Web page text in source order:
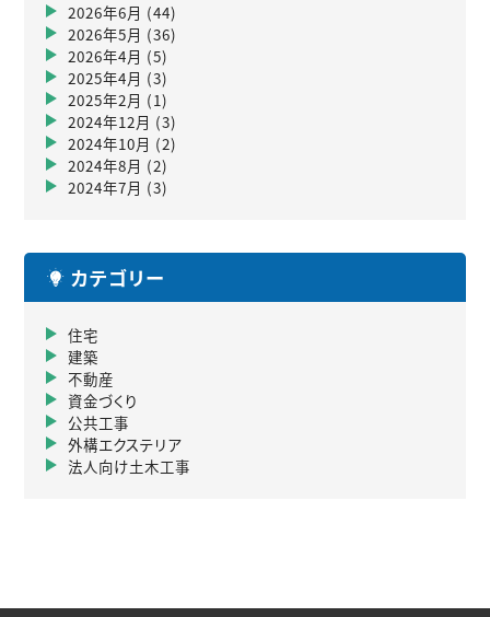
2026年6月 (44)
2026年5月 (36)
2026年4月 (5)
2025年4月 (3)
2025年2月 (1)
2024年12月 (3)
2024年10月 (2)
2024年8月 (2)
2024年7月 (3)
カテゴリー
住宅
建築
不動産
資金づくり
公共工事
外構エクステリア
法人向け土木工事